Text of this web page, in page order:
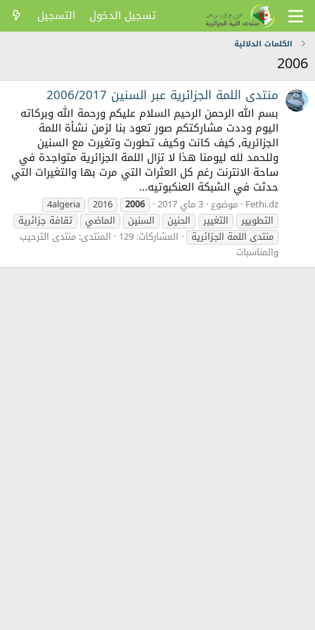
تسجيل الدخول التسجيل
الكلمات الدلالية
2006
منتدى اللمة الجزائرية عبر السنين 2006/2017
بسم الله الرحمن الرحيم السلام عليكم ورحمة الله وبركاته
اليوم وددت مشاركتكم صور تعود بنا لزمن نشأة اللمة
الجزائرية, كيف كانت وكيف تطورت وتغيرت مع السنين
وللحمد لله ليومنا هذا لا تزال اللمة الجزائرية متواجدة في
ساحة الانترنت رغم كل العثرات التي مرت بها والتغيرات التي
حدثت في الشبكة العنكبوتيه...
Fethi.dz موضوع 3 ماي 2017 2006
2016
4algeria
التطويير
التغيير الحنين السنين الماضي
ثقافة جزائرية
منتدى اللمة الجزائرية
المشاركات: 129 المنتدى: منتدى الترحيب
والمناسبات